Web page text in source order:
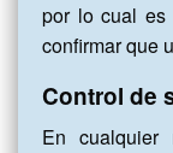
por lo cual es
confirmar que
Control de
En cualquier